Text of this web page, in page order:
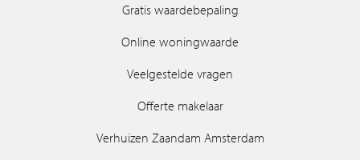
Gratis waardebepaling
Online woningwaarde
Veelgestelde vragen
Offerte makelaar
Verhuizen Zaandam Amsterdam